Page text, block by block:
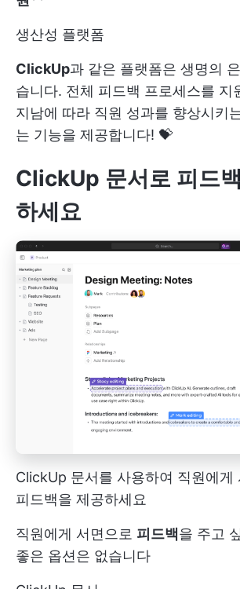
생산성 플랫폼
ClickUp과 같은 플랫폼은 생명의
습니다. 전체 피드백 프로세스를 지
지남에 따라 직원 성과를 향상시키
는 기능을 제공합니다! 💝
ClickUp 문서로 피드
하세요
ClickUp 문서를 사용하여 직원에게
피드백을 제공하세요
직원에게 서면으로 피드백을 주고
좋은 옵션은 없습니다